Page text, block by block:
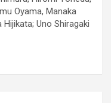
Oyama, Manaka
Uno Shiragaki